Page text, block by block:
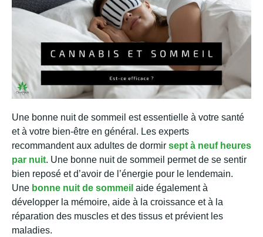
Une bonne nuit de sommeil est essentielle à votre santé
et à votre bien-être en général. Les experts
recommandent aux adultes de dormir sept à neuf heures
par nuit. Une bonne nuit de sommeil permet de se sentir
bien reposé et d’avoir de l’énergie pour le lendemain.
Une bonne nuit de sommeil aide également à
développer la mémoire, aide à la croissance et à la
réparation des muscles et des tissus et prévient les
maladies.